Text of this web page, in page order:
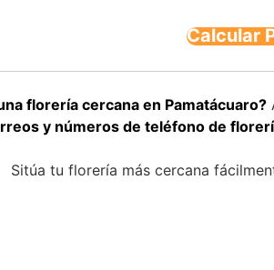
Calcular
florería cercana en Pamatácuaro?
y números de teléfono de
Sitúa tu florería más cercana